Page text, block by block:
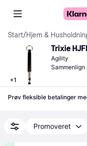
Start/Hjem &
+1
Trixie
Agility
Sammenlign
Prøv fleksible betalinger
Promoveret